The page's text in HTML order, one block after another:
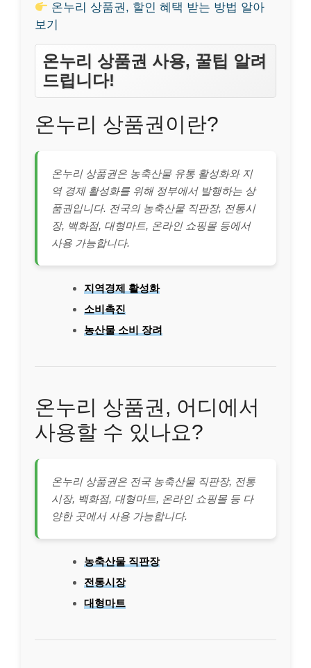
온누리 상품권, 할인 혜택 받는 방법 알아
보기
온누리 상품권 사용, 꿀팁 알려
드립니다!
온누리 상품권이란?
온누리 상품권은 농축산물 유통 활성화와 지
역 경제 활성화를 위해 정부에서 발행하는 상
품권입니다. 전국의 농축산물 직판장, 전통시
장, 백화점, 대형마트, 온라인 쇼핑몰 등에서
사용 가능합니다.
지역경제 활성화
소비촉진
농산물 소비 장려
온누리 상품권, 어디에서
사용할 수 있나요?
온누리 상품권은 전국 농축산물 직판장, 전통
시장, 백화점, 대형마트, 온라인 쇼핑몰 등 다
양한 곳에서 사용 가능합니다.
농축산물 직판장
전통시장
대형마트